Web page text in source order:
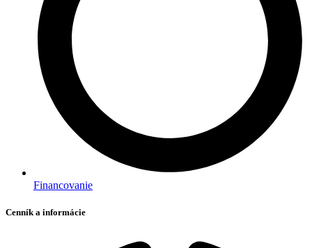
Financovanie
Cenník a informácie